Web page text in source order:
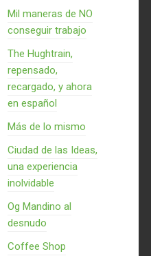
Mil maneras de NO
conseguir trabajo
The Hughtrain,
repensado,
recargado, y ahora
en español
Más de lo mismo
Ciudad de las Ideas,
una experiencia
inolvidable
Og Mandino al
desnudo
Coffee Shop